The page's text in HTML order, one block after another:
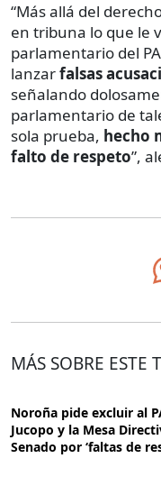
“Más allá del
en tribuna lo que le
parlamentario del
lanzarfalsas
señalando
parlamentario de
sola prueba, hecho
falto de respeto”,
MÁS SOBRE ESTE
Noroña pide excluir al
Jucopo y la Mesa
Senado por ‘faltas de